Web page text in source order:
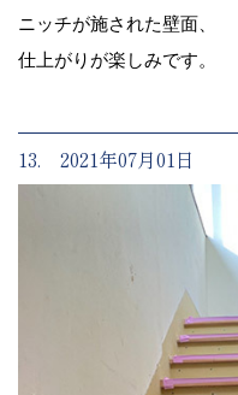
ニッチが施された壁面、
仕上がりが楽しみです。
13. 2021年07月01日